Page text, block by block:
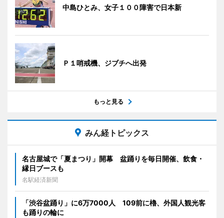
中島ひとみ、女子１００障害で日本新
Ｐ１哨戒機、ジブチへ出発
もっと見る
みん経トピックス
名古屋城で「夏まつり」開幕 盆踊りを毎日開催、飲食・
縁日ブースも
名駅経済新聞
「渋谷盆踊り」に6万7000人 109前に櫓、外国人観光客
も踊りの輪に